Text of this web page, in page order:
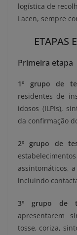
logística de
Lacen, sempre
ETAPAS
Primeira etapa
1º grupo de
residentes de
idosos (ILPIs),
da confirmação
2º grupo de
assintomáticos,
incluindo
3º grupo de
apresentarem
tosse, coriza,